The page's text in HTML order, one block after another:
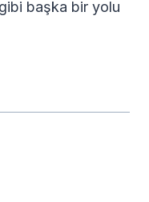
başka bir yolu